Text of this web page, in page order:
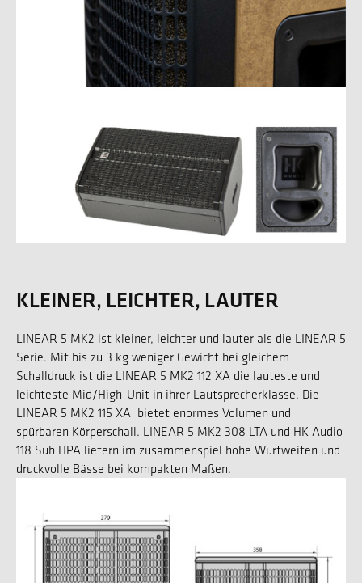
KLEINER, LEICHTER, LAUTER
LINEAR 5 MK2 ist kleiner, leichter und lauter als die LINEAR 5
Serie. Mit bis zu 3 kg weniger Gewicht bei gleichem
Schalldruck ist die LINEAR 5 MK2 112 XA die lauteste und
leichteste Mid/High-Unit in ihrer Lautsprecherklasse. Die
LINEAR 5 MK2 115 XA bietet enormes Volumen und
spürbaren Körperschall. LINEAR 5 MK2 308 LTA und HK Audio
118 Sub HPA liefern im zusammenspiel hohe Wurfweiten und
druckvolle Bässe bei kompakten Maßen.